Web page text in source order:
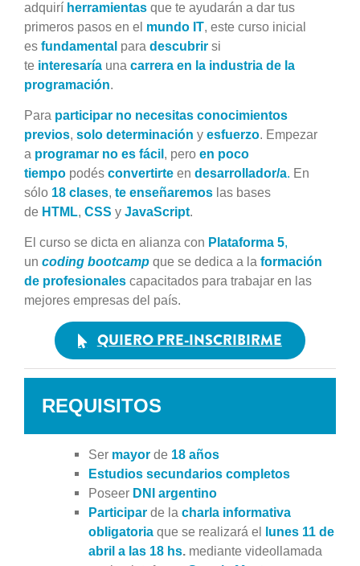
adquirí herramientas que te ayudarán a dar tus
primeros pasos en el mundo IT, este curso inicial
es fundamental para descubrir si
te interesaría una carrera en la industria de la
programación.
Para participar no necesitas conocimientos
previos, solo determinación y esfuerzo. Empezar
a programar no es fácil , pero en poco
tiempo podés convertirte en desarrollador/a. En
sólo 18 clases, te enseñaremos las bases
de HTML, CSS y JavaScript.
El curso se dicta en alianza con Plataforma 5,
un coding bootcamp que se dedica a la formación
de profesionales capacitados para trabajar en las
mejores empresas del país.
QUIERO PRE-INSCRIBIRME
REQUISITOS
Ser mayor de 18 años
Estudios secundarios completos
Poseer DNI argentino
Participar de la charla informativa
obligatoria que se realizará el
lunes 11 de
abril a las 18 hs. mediante videollamada